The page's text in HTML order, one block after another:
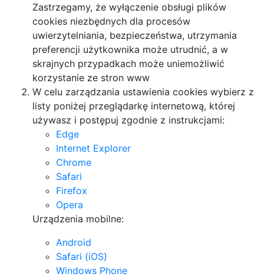
Zastrzegamy, że wyłączenie obsługi plików
cookies niezbędnych dla procesów
uwierzytelniania, bezpieczeństwa, utrzymania
preferencji użytkownika może utrudnić, a w
skrajnych przypadkach może uniemożliwić
korzystanie ze stron www
W celu zarządzania ustawienia cookies wybierz z
listy poniżej przeglądarkę internetową, której
używasz i postępuj zgodnie z instrukcjami:
Edge
Internet Explorer
Chrome
Safari
Firefox
Opera
Urządzenia mobilne:
Android
Safari (iOS)
Windows Phone